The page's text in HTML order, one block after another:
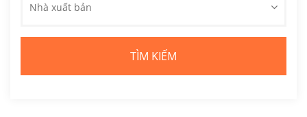
Nhà xuất bản